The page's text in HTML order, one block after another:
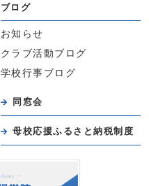
ブログ
お知らせ
クラブ活動ブログ
学校行事ブログ
同窓会
母校応援ふるさと納税制度